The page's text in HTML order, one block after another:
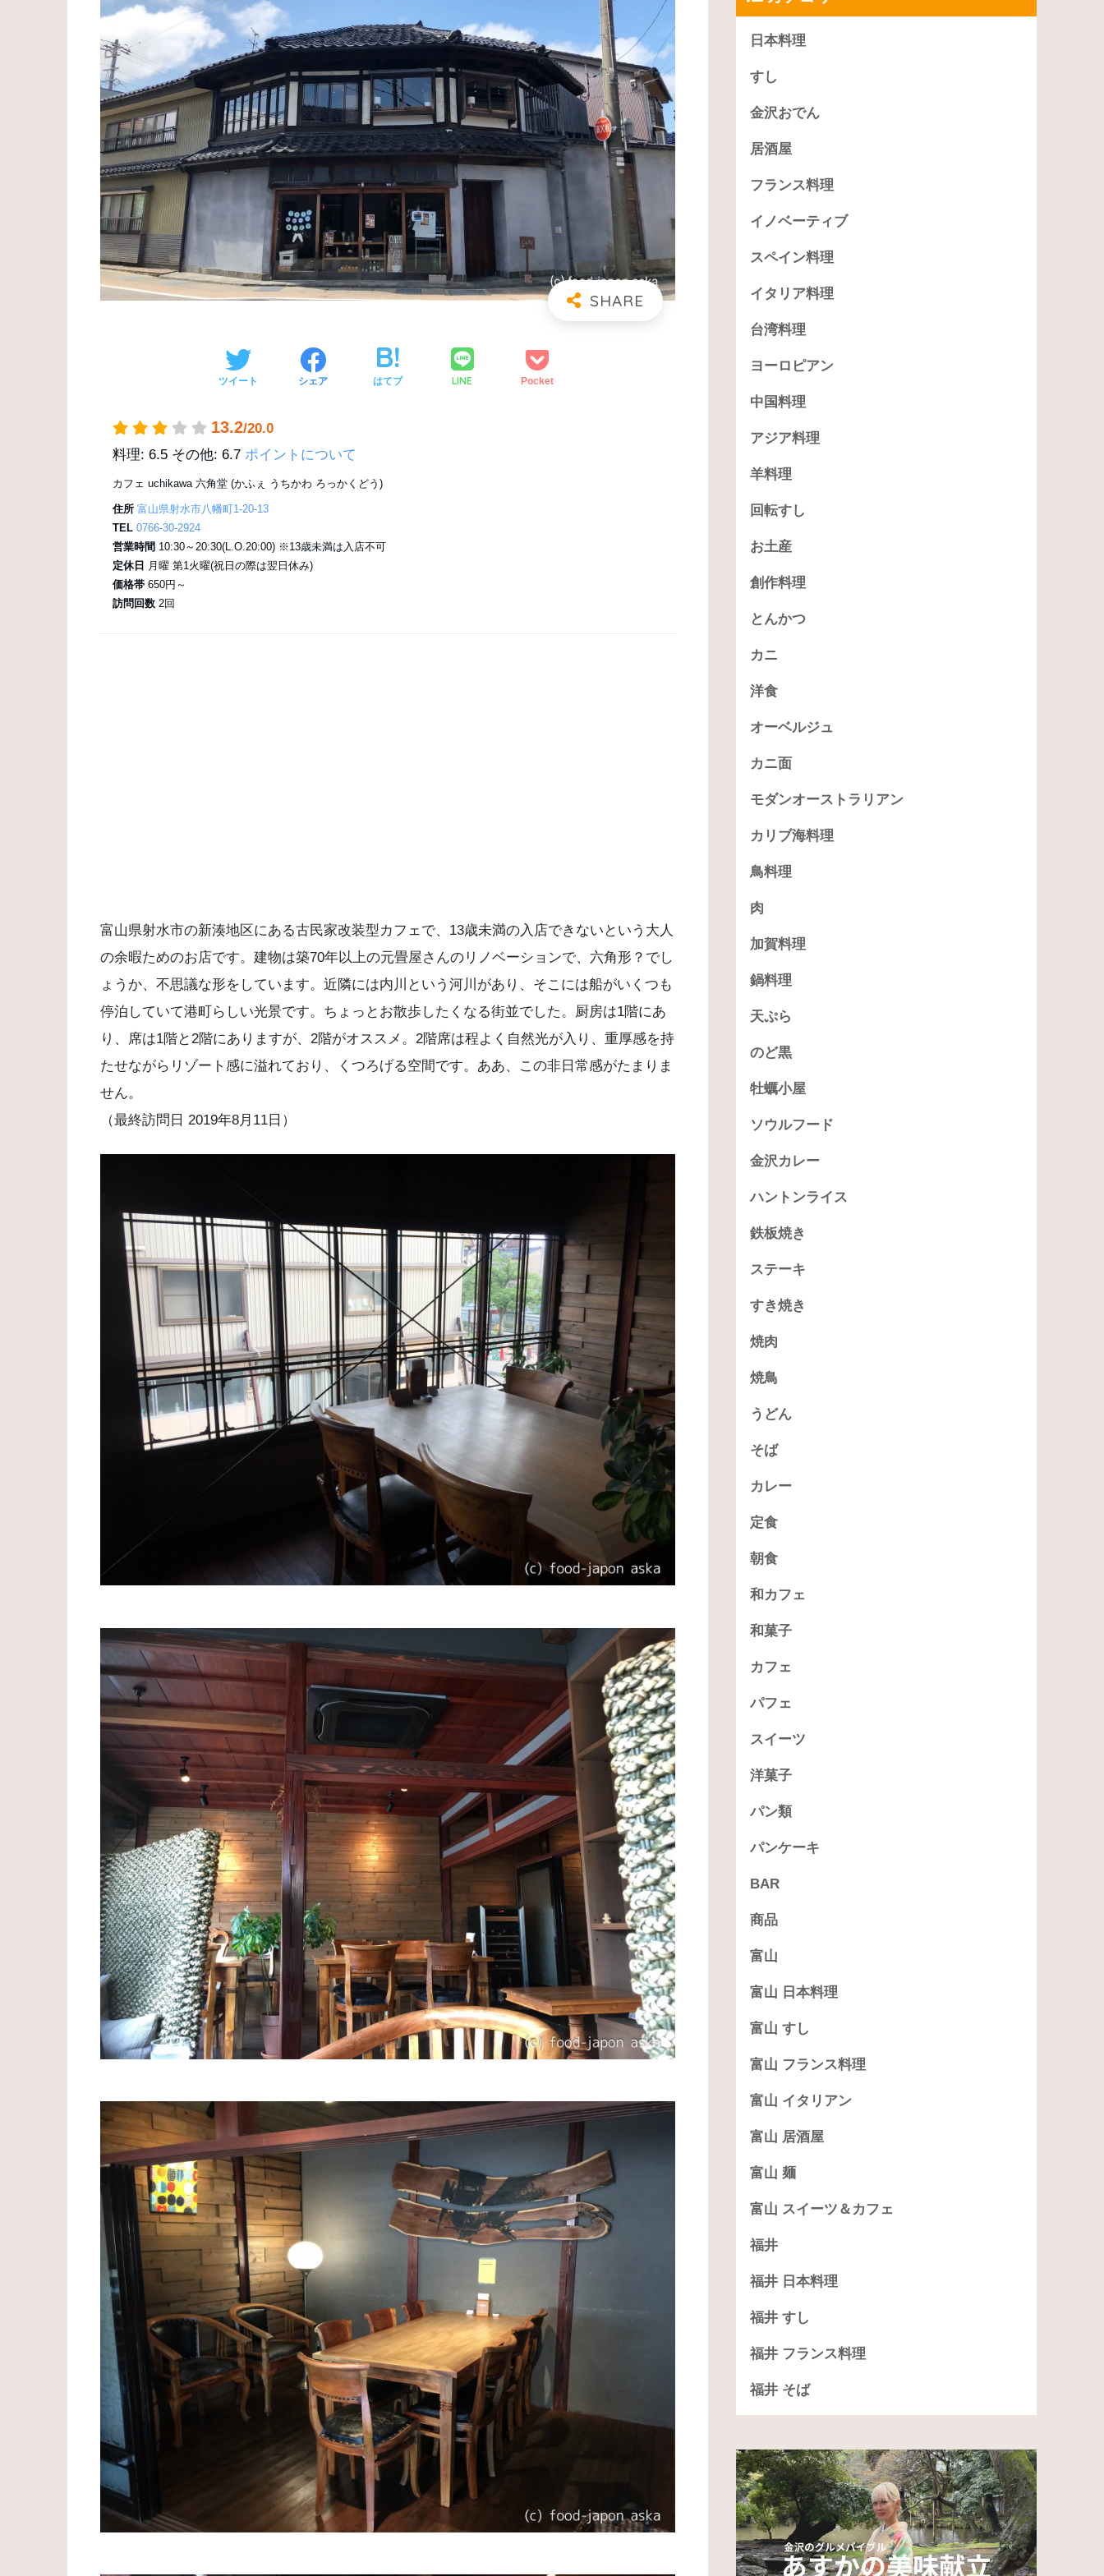
ツイート シェア はてブ LINE Pocket
13.2/20.0
料理: 6.5 その他: 6.7 ポイントについて
カフェ uchikawa 六角堂 (かふぇ うちかわ ろっかくどう)
住所 富山県射水市八幡町1-20-13
TEL 0766-30-2924
営業時間 10:30～20:30(L.O.20:00) ※13歳未満は入店不可
定休日 月曜 第1火曜(祝日の際は翌日休み)
価格帯 650円～
訪問回数 2回
富山県射水市の新湊地区にある古民家改装型カフェで、13歳未満の入店できないという大人
の余暇ためのお店です。建物は築70年以上の元畳屋さんのリノベーションで、六角形？でし
ょうか、不思議な形をしています。近隣には内川という河川があり、そこには船がいくつも
停泊していて港町らしい光景です。ちょっとお散歩したくなる街並でした。厨房は1階にあ
り、席は1階と2階にありますが、2階がオススメ。2階席は程よく自然光が入り、重厚感を持
たせながらリゾート感に溢れており、くつろげる空間です。ああ、この非日常感がたまりま
せん。
（最終訪問日 2019年8月11日）
日本料理
すし
金沢おでん
居酒屋
フランス料理
イノベーティブ
スペイン料理
イタリア料理
台湾料理
ヨーロピアン
中国料理
アジア料理
羊料理
回転すし
お土産
創作料理
とんかつ
カニ
洋食
オーベルジュ
カニ面
モダンオーストラリアン
カリブ海料理
鳥料理
肉
加賀料理
鍋料理
天ぷら
のど黒
牡蠣小屋
ソウルフード
金沢カレー
ハントンライス
鉄板焼き
ステーキ
すき焼き
焼肉
焼鳥
うどん
そば
カレー
定食
朝食
和カフェ
和菓子
カフェ
パフェ
スイーツ
洋菓子
パン類
パンケーキ
BAR
商品
富山
富山 日本料理
富山 すし
富山 フランス料理
富山 イタリアン
富山 居酒屋
富山 麺
富山 スイーツ＆カフェ
福井
福井 日本料理
福井 すし
福井 フランス料理
福井 そば